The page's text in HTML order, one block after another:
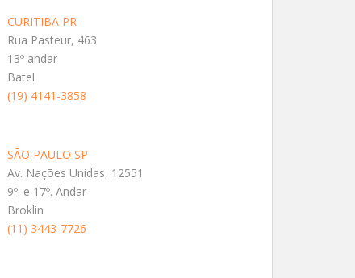
CURITIBA PR
Rua Pasteur, 463
13º andar
Batel
(19) 4141-3858
SÃO PAULO SP
Av. Nações Unidas, 12551
9º. e 17º. Andar
Broklin
(11) 3443-7726